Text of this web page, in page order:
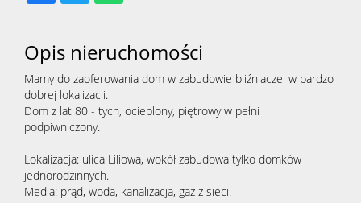
Opis nieruchomości
Mamy do zaoferowania dom w zabudowie bliźniaczej w bardzo
dobrej lokalizacji.
Dom z lat 80 - tych, ocieplony, piętrowy w pełni
podpiwniczony.
Lokalizacja: ulica Liliowa, wokół zabudowa tylko domków
jednorodzinnych.
Media: prąd, woda, kanalizacja, gaz z sieci.